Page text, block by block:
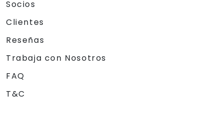
Socios
Clientes
Reseñas
Trabaja con Nosotros
FAQ
T&C